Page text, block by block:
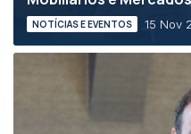
NOTÍCIAS E EVENTOS 15 Nov